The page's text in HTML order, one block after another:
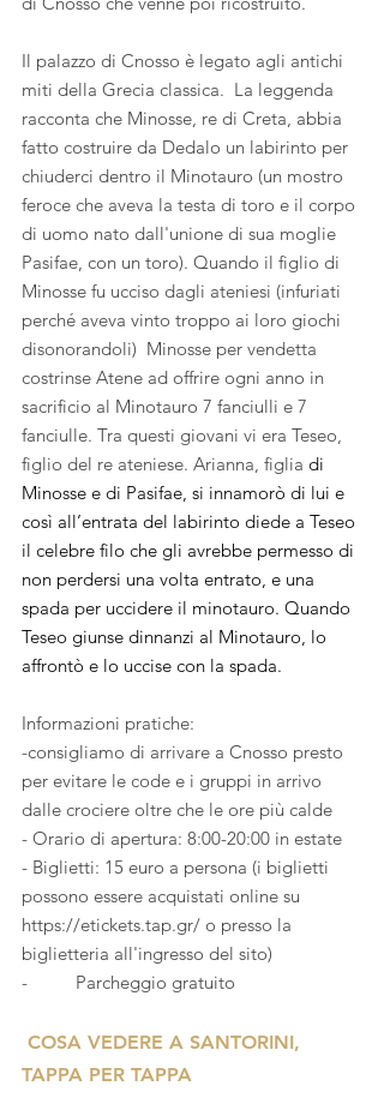
Il palazzo di Cnosso è legato agli antichi
miti della Grecia classica. La leggenda
racconta che Minosse, re di Creta, abbia
fatto costruire da Dedalo un labirinto per
chiuderci dentro il Minotauro (un mostro
feroce che aveva la testa di toro e il corpo
di uomo nato dall'unione di sua moglie
Pasifae, con un toro). Quando il figlio di
Minosse fu ucciso dagli ateniesi (infuriati
perché aveva vinto troppo ai loro giochi
disonorandoli)  Minosse per vendetta
costrinse Atene ad offrire ogni anno in
sacrificio al Minotauro 7 fanciulli e 7
fanciulle. Tra questi giovani vi era Teseo,
figlio del re ateniese. Arianna, figlia di
Minosse e di Pasifae, si innamorò di lui e
così all’entrata del labirinto diede a Teseo
il celebre filo che gli avrebbe permesso di
non perdersi una volta entrato, e una
spada per uccidere il minotauro. Quando
Teseo giunse dinnanzi al Minotauro, lo
affrontò e lo uccise con la spada.
Informazioni pratiche:
-consigliamo di arrivare a Cnosso presto
per evitare le code e i gruppi in arrivo
dalle crociere oltre che le ore più calde
- Orario di apertura: 8:00-20:00 in estate
- Biglietti: 15 euro a persona (i biglietti
possono essere acquistati online su
https://etickets.tap.gr/ o presso la
biglietteria all'ingresso del sito)
-          Parcheggio gratuito
COSA VEDERE A SANTORINI,
TAPPA PER TAPPA